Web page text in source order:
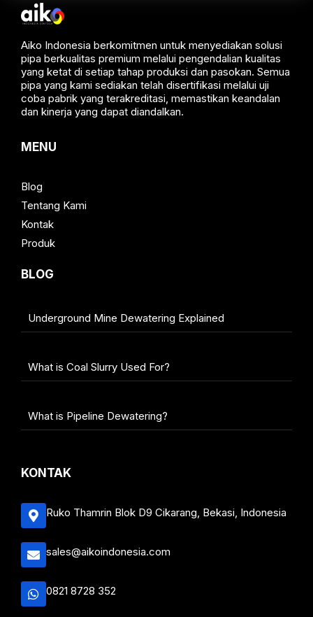
Aiko Indonesia berkomitmen untuk menyediakan solusi
pipa berkualitas premium melalui pengendalian kualitas
yang ketat di setiap tahap produksi dan pasokan. Semua
pipa yang kami sediakan telah disertifikasi melalui uji
coba pabrik yang terakreditasi, memastikan keandalan
dan kinerja yang dapat diandalkan.
MENU
Blog
Tentang Kami
Kontak
Produk
BLOG
Underground Mine Dewatering Explained
What is Coal Slurry Used For?
What is Pipeline Dewatering?
KONTAK
Ruko Thamrin Blok D9 Cikarang, Bekasi, Indonesia
sales@aikoindonesia.com
0821 8728 352